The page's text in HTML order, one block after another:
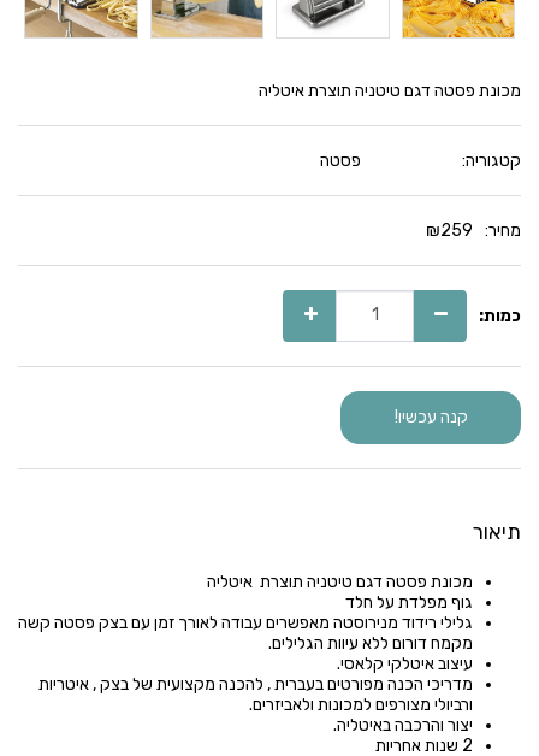
מכונת פסטה דגם טיטניה תוצרת איטליה
קטגוריה: פסטה
מחיר: ₪259
כמות:
קנה עכשיו!
תיאור
מכונת פסטה דגם טיטניה תוצרת איטליה
גוף מפלדת על חלד
גלילי רידוד מנירוסטה מאפשרים עבודה לאורך זמן עם בצק פסטה קשה
מקמח דורום ללא עיוות הגלילים.
עיצוב איטלקי קלאסי.
מדריכי הכנה מפורטים בעברית , להכנה מקצועית של בצק , איטריות
ורביולי מצורפים למכונות ולאביזרים.
יצור והרכבה באיטליה.
2 שנות אחריות